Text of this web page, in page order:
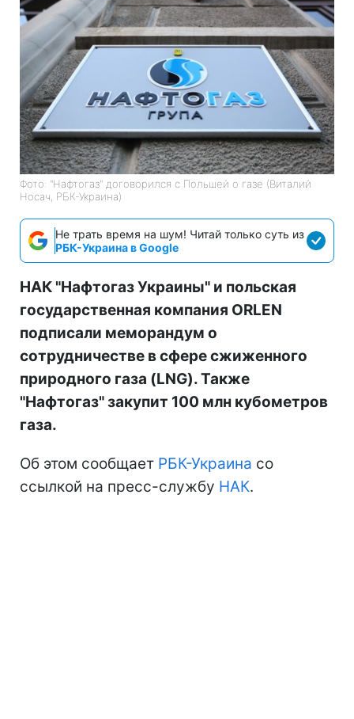
Фото: "Нафтогаз" договорился с Польшей о газе (Виталий
Носач, РБК-Украина)
Не трать время на шум! Читай только суть из
РБК-Украина в Google
НАК "Нафтогаз Украины" и польская
государственная компания ORLEN
подписали меморандум о
сотрудничестве в сфере сжиженного
природного газа (LNG). Также
"Нафтогаз" закупит 100 млн кубометров
газа.
Об этом сообщает РБК-Украина со
ссылкой на пресс-службу НАК.